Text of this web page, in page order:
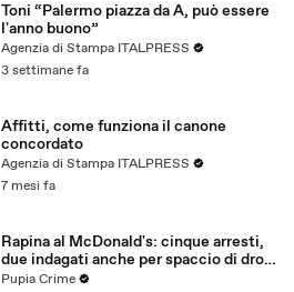
Toni “Palermo piazza da A, può essere
l'anno buono”
Agenzia di Stampa ITALPRESS
3 settimane fa
Affitti, come funziona il canone
concordato
Agenzia di Stampa ITALPRESS
7 mesi fa
Rapina al McDonald's: cinque arresti,
due indagati anche per spaccio di droga
(03.08.26)
Pupia Crime